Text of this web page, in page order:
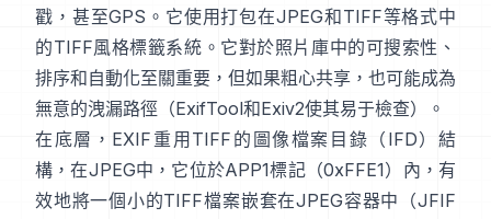
戳，甚至GPS。它使用打包在JPEG和TIFF等格式中
的TIFF風格標籤系統。它對於照片庫中的可搜索性、
排序和自動化至關重要，但如果粗心共享，也可能成為
無意的洩漏路徑（ExifTool和Exiv2使其易于檢查）。
在底層，EXIF重用TIFF的圖像檔案目錄（IFD）結
構，在JPEG中，它位於APP1標記（0xFFE1）內，有
效地將一個小的TIFF檔案嵌套在JPEG容器中（JFIF